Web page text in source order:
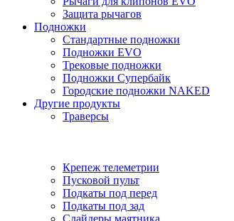
Защита рычагов
Подножки
Стандартные подножки
Подножки EVO
Трековые подножки
Подножки Супербайк
Городские подножки NAKED
Другие продукты
Траверсы
Крепеж телеметрии
Пусковой пульт
Подкаты под перед
Подкаты под зад
Слайдеры маятника